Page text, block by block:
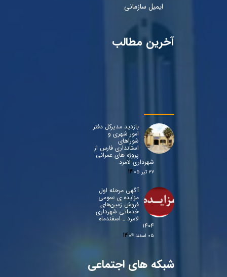
ایمیل سازمانی
آخرین مطالب
بازدید مدیرکل دفتر
امور شهری و
شوراهای
استانداری فارس از
پروژه های عمرانی
شهرداری لامرد
۲۷ تیر ۰۵
آگهی مرحله اول
مزایده ی عمومی
فروش زمین‌های
خدماتی شهرداری
لامرد ـ اسفندماه
۱۴۰۴
۰۵ اسفند ۰۴
شبکه های اجتماعی